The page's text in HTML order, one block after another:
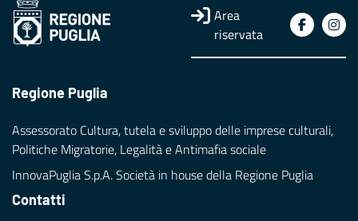
Area
riservata
Regione Puglia
Assessorato Cultura, tutela e sviluppo delle imprese culturali,
Politiche Migratorie, Legalità e Antimafia sociale
InnovaPuglia S.p.A. Società in house della Regione Puglia
Contatti